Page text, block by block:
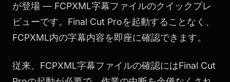
が登場 — FCPXML字幕ファイルのクイックプレ
ビューです。Final Cut Proを起動することなく、
FCPXML内の字幕内容を即座に確認できます。
従来、FCPXML字幕ファイルの確認にはFinal Cut